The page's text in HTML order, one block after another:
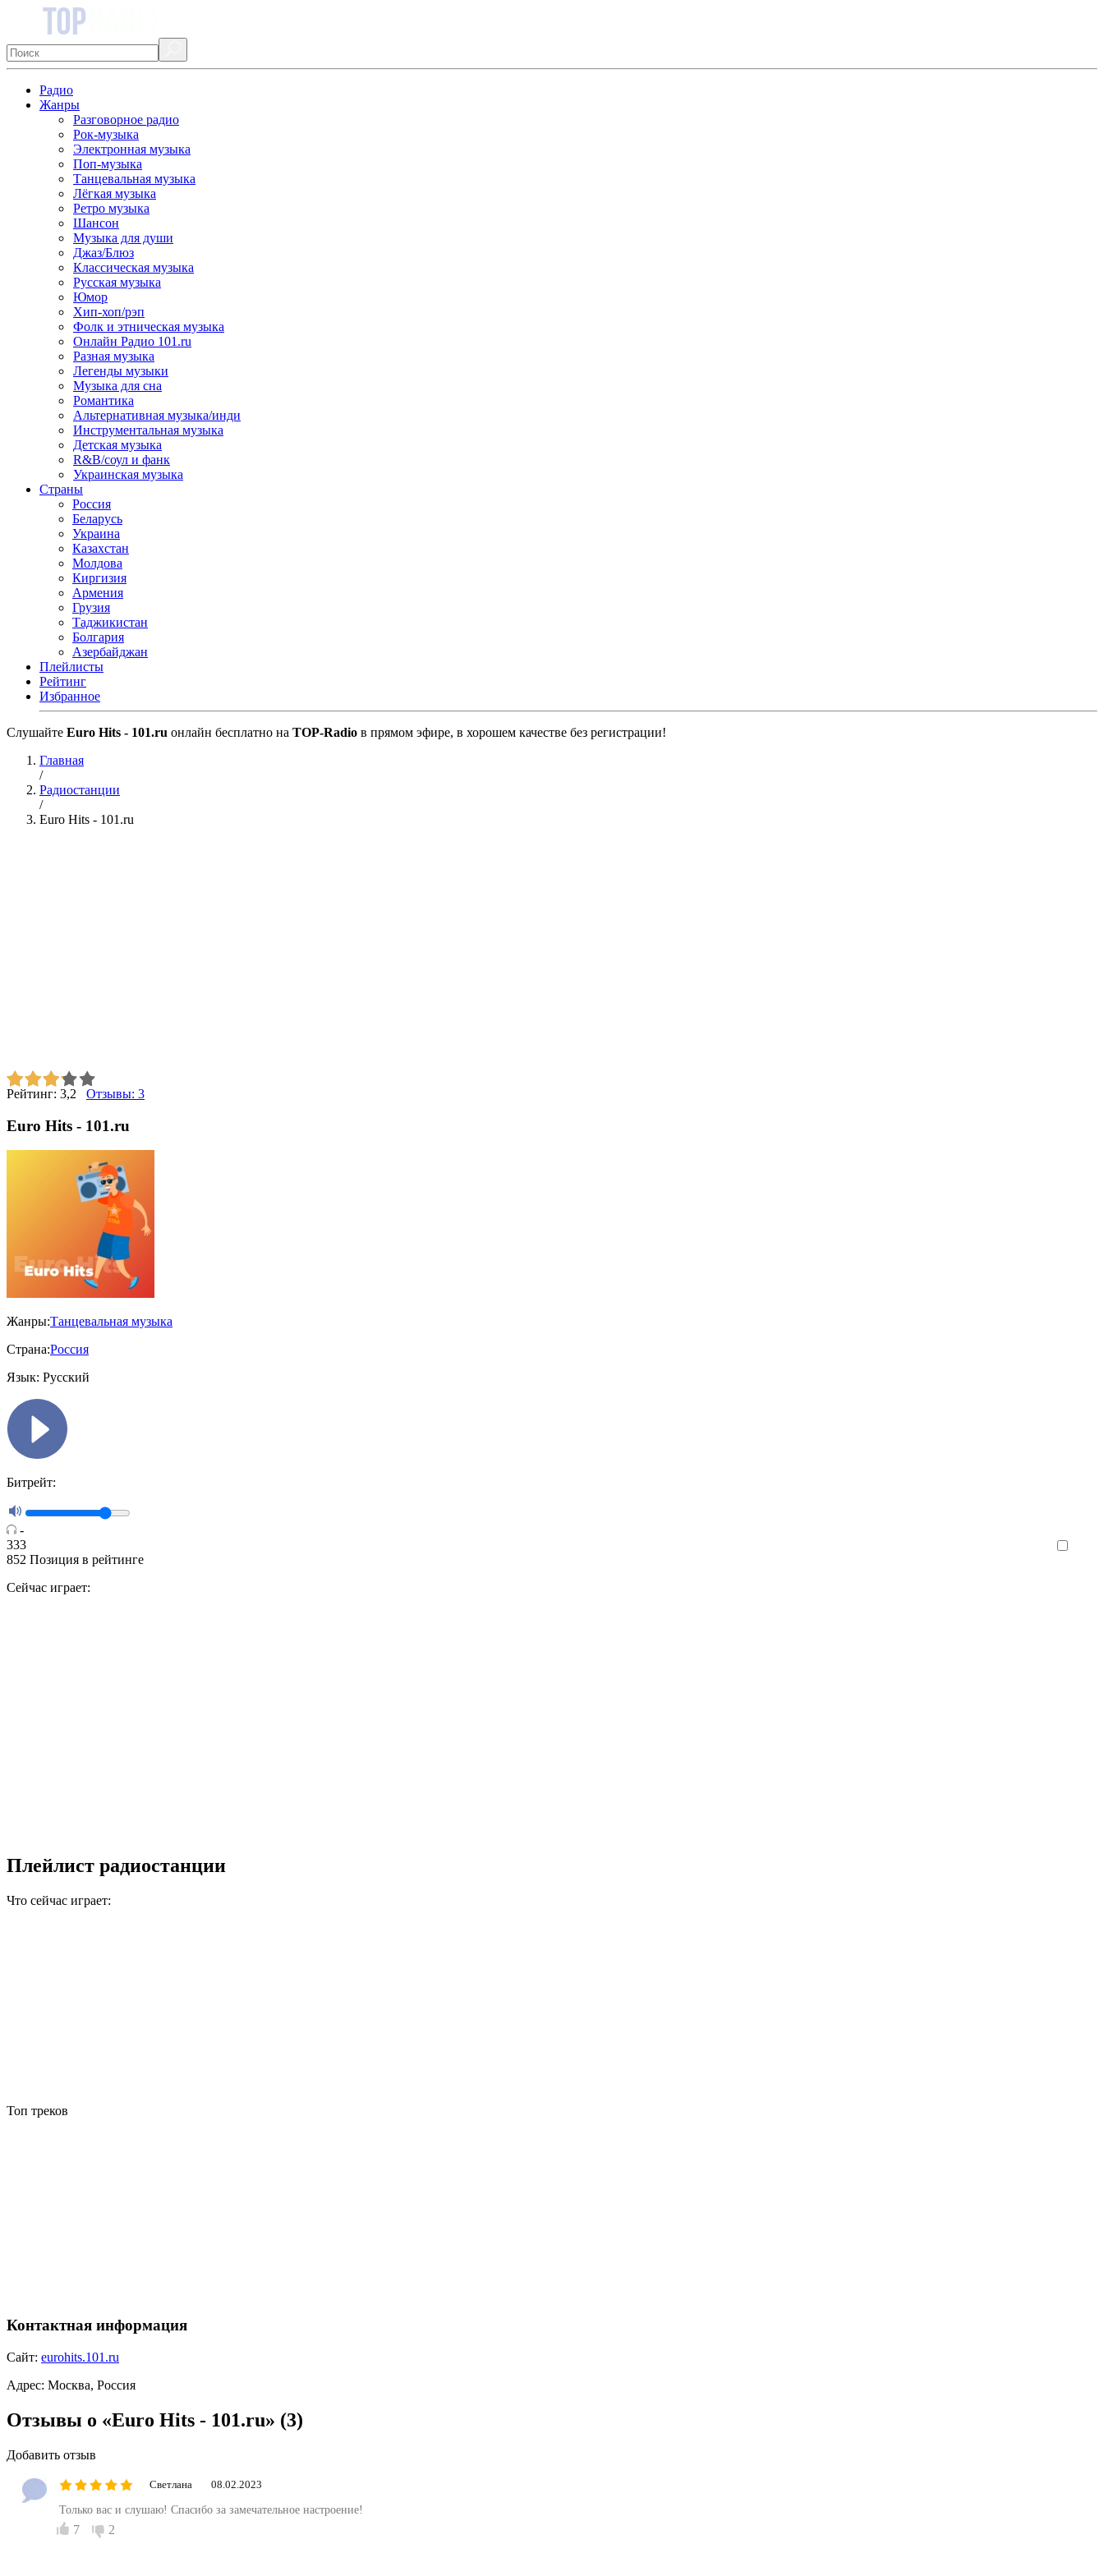
Радио
Жанры
Разговорное радио
Рок-музыка
Электронная музыка
Поп-музыка
Танцевальная музыка
Лёгкая музыка
Ретро музыка
Шансон
Музыка для души
Джаз/Блюз
Классическая музыка
Русская музыка
Юмор
Хип-хоп/рэп
Фолк и этническая музыка
Онлайн Радио 101.ru
Разная музыка
Легенды музыки
Музыка для сна
Романтика
Альтернативная музыка/инди
Инструментальная музыка
Детская музыка
R&B/cоул и фанк
Украинская музыка
Страны
Россия
Беларусь
Украина
Казахстан
Молдова
Киргизия
Армения
Грузия
Таджикистан
Болгария
Азербайджан
Плейлисты
Рейтинг
Избранное
Cлушайте Euro Hits - 101.ru онлайн бесплатно на TOP-Radio в прямом эфире, в хорошем качестве без регистрации!
Главная
/
Радиостанции
/
Euro Hits - 101.ru
Рейтинг: 3,2 Отзывы: 3
Euro Hits - 101.ru
Жанры:Танцевальная музыка
Страна:Россия
Язык: Русский
Битрейт:
-
333
852 Позиция в рейтинге
Сейчас играет:
Плейлист радиостанции
Что сейчас играет:
Топ треков
Контактная информация
Сайт: eurohits.101.ru
Адрес: Москва, Россия
Отзывы о «Euro Hits - 101.ru» (3)
Добавить отзыв
Светлана 08.02.2023
Только вас и слушаю! Спасибо за замечательное настроение!
7 2